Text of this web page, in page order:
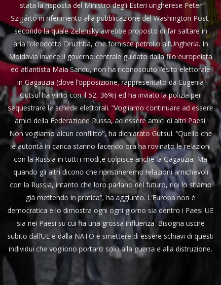
stata la risposta del Ministro degli Esteri ungherese Peter
Szijjártó in riferimento alla pubblicazione del Washington Post,
secondo la quale Zelensky avrebbe proposto di far saltare in
aria l’oleodotto Druzhba, che fornisce petrolio all’Ungheria. In
Moldavia invece il governo centrale guidato dalla filo europeista
ed atlantista Maia Sandu, non ha riconosciuto l’esito elettorale
in Gagauzia (dove l’opposizione, rappresentato da Eugenia
Gutsul ha vinto con il 52, 36%) ed ha inviato la polizia per
sequestrare le schede elettorali. “Vogliamo continuare ad essere
amici della Federazione Russa, ad essere amici di altri Paesi.
Non vogliamo alcun conflitto”, ha dichiarato Gutsul. “Quello che
le autorità in carica stanno facendo ora ha rovinato le relazioni
con la Russia in tutti i modi,e colpisce anche la Gagauzia. Ma
quando gli altri dicono che ripristineremo relazioni amichevoli
con la Russia, intanto che loro parlano del futuro, noi lo stiamo
già mettendo in pratica”, ha aggiunto. L’Europa non è
democratica e lo dimostra ogni ogni giorno sia dentro i Paesi UE
sia nei Paesi su cui ha una grossa influenza. Bisogna uscire
subito dall’UE e dalla NATO e smettere di essere schiavi di questi
individui che vogliono portarci solo alla guerra e alla distruzione.